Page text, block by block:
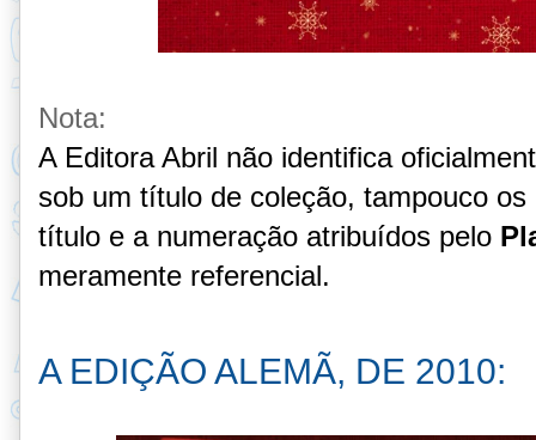
Nota:
A Editora Abril não identifica
sob um título de coleção, tampouco
título e a numeração atribuídos pelo
meramente referencial.
A EDIÇÃO ALEMÃ, DE 2010: